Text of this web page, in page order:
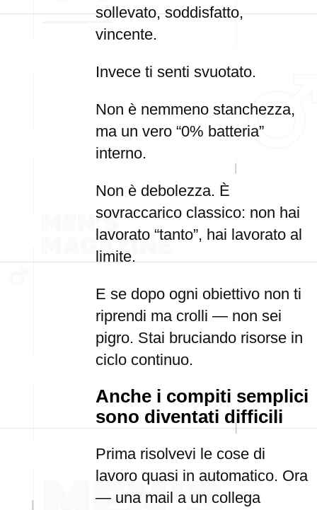
sollevato, soddisfatto,
vincente.
Invece ti senti svuotato.
Non è nemmeno stanchezza,
ma un vero “0% batteria”
interno.
Non è debolezza. È
sovraccarico classico: non hai
lavorato “tanto”, hai lavorato al
limite.
E se dopo ogni obiettivo non ti
riprendi ma crolli — non sei
pigro. Stai bruciando risorse in
ciclo continuo.
Anche i compiti semplici
sono diventati difficili
Prima risolvevi le cose di
lavoro quasi in automatico. Ora
— una mail a un collega